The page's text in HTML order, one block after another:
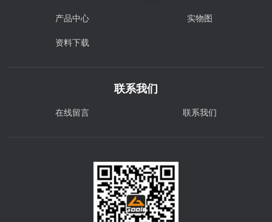
产品中心 实物图
资料下载
联系我们
在线留言 联系我们